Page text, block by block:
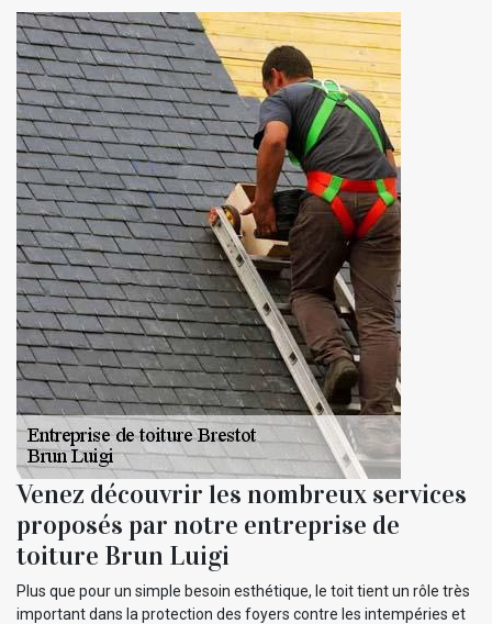
Venez découvrir les nombreux services
proposés par notre entreprise de
toiture Brun Luigi
Plus que pour un simple besoin esthétique, le toit tient un rôle très
important dans la protection des foyers contre les intempéries et